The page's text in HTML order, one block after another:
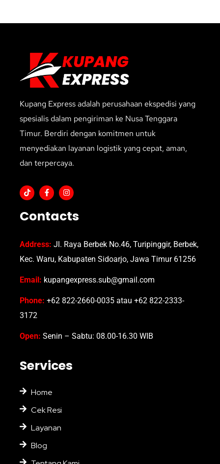
Kupang Express adalah perusahaan ekspedisi yang
spesialis dalam pengiriman ke Nusa Tenggara
Timur. Berdiri dengan komitmen untuk
menyediakan layanan logistik yang cepat, aman,
dan terpercaya.
Contacts
Address: Jl. Raya Berbek No.46, Turipinggir, Berbek,
Kec. Waru, Kabupaten Sidoarjo, Jawa Timur 61256
Email: kupangexpress.sub@gmail.com
Phone: +62 822-2660-0035 atau +62 822-2333-
3172
Open: Senin – Sabtu: 08.00-16.30 WIB
Services
Home
Cek Resi
Layanan
Blog